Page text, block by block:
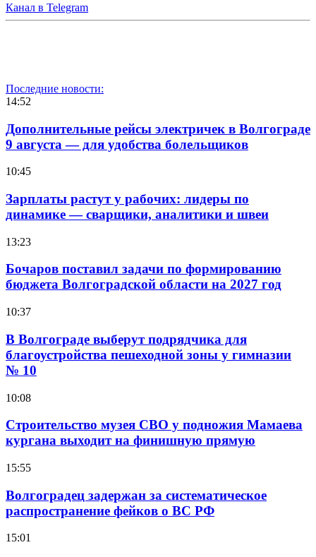
Канал в Telegram
Последние новости:
14:52
Дополнительные рейсы электричек в Волгограде
9 августа — для удобства болельщиков
10:45
Зарплаты растут у рабочих: лидеры по
динамике — сварщики, аналитики и швеи
13:23
Бочаров поставил задачи по формированию
бюджета Волгоградской области на 2027 год
10:37
В Волгограде выберут подрядчика для
благоустройства пешеходной зоны у гимназии
№ 10
10:08
Строительство музея СВО у подножия Мамаева
кургана выходит на финишную прямую
15:55
Волгоградец задержан за систематическое
распространение фейков о ВС РФ
15:01